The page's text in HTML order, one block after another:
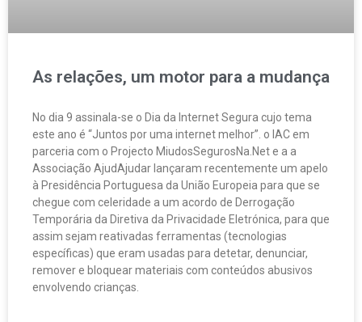
As relações, um motor para a mudança
No dia 9 assinala-se o Dia da Internet Segura cujo tema
este ano é “Juntos por uma internet melhor”. o IAC em
parceria com o Projecto MiudosSegurosNa.Net e a a
Associação AjudAjudar lançaram recentemente um apelo
à Presidência Portuguesa da União Europeia para que se
chegue com celeridade a um acordo de Derrogação
Temporária da Diretiva da Privacidade Eletrónica, para que
assim sejam reativadas ferramentas (tecnologias
específicas) que eram usadas para detetar, denunciar,
remover e bloquear materiais com conteúdos abusivos
envolvendo crianças.